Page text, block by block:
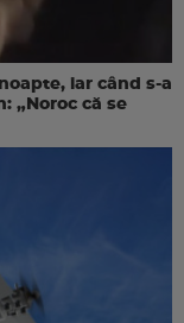
iar când s-a
„Noroc că se